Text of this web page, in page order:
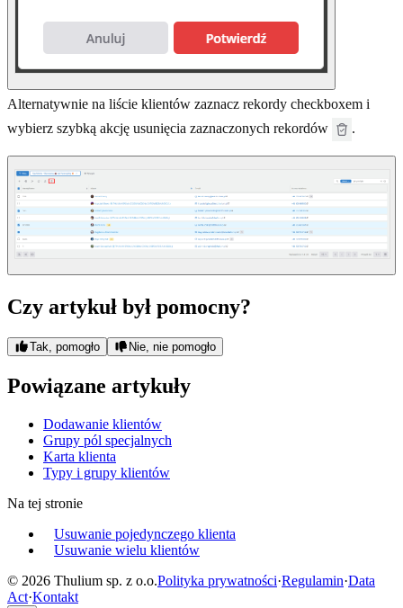
Alternatywnie na liście klientów zaznacz rekordy checkboxem i
wybierz szybką akcję usunięcia zaznaczonych rekordów
.
Czy artykuł był pomocny?
Tak, pomogło Nie, nie pomogło
Powiązane artykuły
Dodawanie klientów
Grupy pól specjalnych
Karta klienta
Typy i grupy klientów
Na tej stronie
Usuwanie pojedynczego klienta
Usuwanie wielu klientów
© 2026 Thulium sp. z o.o.Polityka prywatności·Regulamin·Data
Act·Kontakt